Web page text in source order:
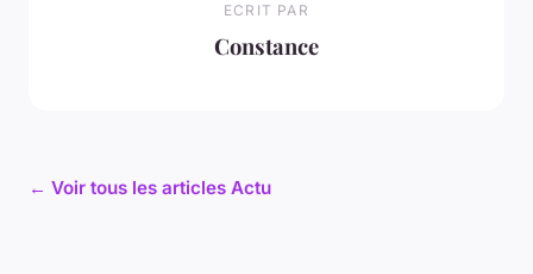
ECRIT PAR
Constance
← Voir tous les articles Actu